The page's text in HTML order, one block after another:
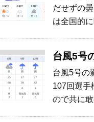
だせずの
は全国的
台風5号
台風5号の
107回選手
ので共に